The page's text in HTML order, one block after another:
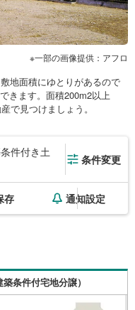
一部の画像提供：アフロ
地面積にゆとりがあるので
きます。面積200m2以上
で見つけましょう。
件付き土
条件変更
存 通知設定
条件付宅地分譲）